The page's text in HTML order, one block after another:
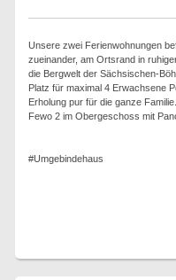
Unsere zwei Ferienwohnungen
zueinander, am Ortsrand in
die Bergwelt der Sächsischen-
Platz für maximal 4 Erwachsene
Erholung pur für die ganze
Fewo 2 im Obergeschoss mit
#Umgebindehaus